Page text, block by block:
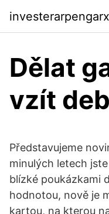
Dělat
vzít
Představujeme
minulých letech
blízké poukázkami
hodnotou, nově je
kartou, na kterou